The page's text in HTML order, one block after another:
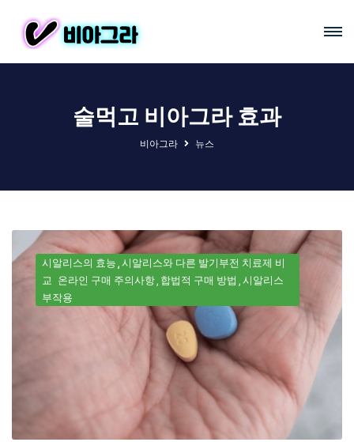
술먹고 비아그라 효과
비아그라 뉴스
시알리스의 효능 시알리스와 다른 발기부전 치료제 비
교 온라인 구매 주의사항 합법적 구매 방법 시알리스
부작용